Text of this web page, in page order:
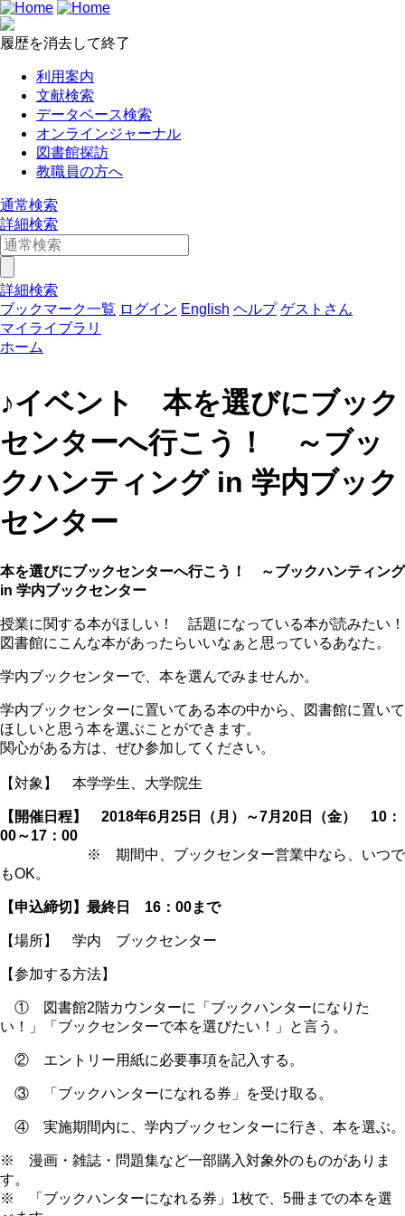
履歴を消去して終了
利用案内
文献検索
データベース検索
オンラインジャーナル
図書館探訪
教職員の方へ
通常検索
詳細検索
詳細検索
ブックマーク一覧 ログイン English ヘルプ ゲストさん
マイライブラリ
ホーム
♪イベント 本を選びにブック
センターへ行こう！ ～ブッ
クハンティング in 学内ブック
センター
本を選びにブックセンターへ行こう！ ～ブックハンティング
in 学内ブックセンター
授業に関する本がほしい！ 話題になっている本が読みたい！
図書館にこんな本があったらいいなぁと思っているあなた。
学内ブックセンターで、本を選んでみませんか。
学内ブックセンターに置いてある本の中から、図書館に置いて
ほしいと思う本を選ぶことができます。
関心がある方は、ぜひ参加してください。
【対象】 本学学生、大学院生
【開催日程】 2018年6月25日（月）～7月20日（金） 10：
00～17：00
※ 期間中、ブックセンター営業中なら、いつで
もOK。
【申込締切】最終日 16：00まで
【場所】 学内 ブックセンター
【参加する方法】
① 図書館2階カウンターに「ブックハンターになりた
い！」「ブックセンターで本を選びたい！」と言う。
② エントリー用紙に必要事項を記入する。
③ 「ブックハンターになれる券」を受け取る。
④ 実施期間内に、学内ブックセンターに行き、本を選ぶ。
※ 漫画・雑誌・問題集など一部購入対象外のものがありま
す。
※ 「ブックハンターになれる券」1枚で、5冊までの本を選